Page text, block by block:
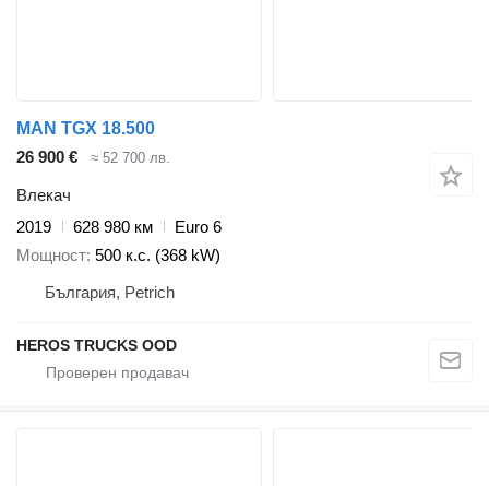
MAN TGX 18.500
26 900 €
≈ 52 700 лв.
Влекач
2019
628 980 км
Euro 6
Мощност 500 к.с. (368 kW)
България, Petrich
HEROS TRUCKS OOD